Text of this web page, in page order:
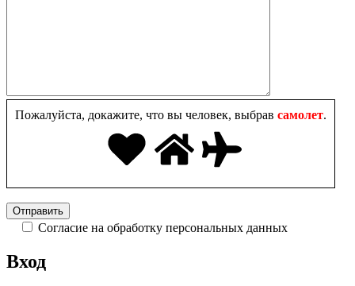
Пожалуйста, докажите, что вы человек, выбрав самолет.
Согласие на обработку персональных данных
Вход